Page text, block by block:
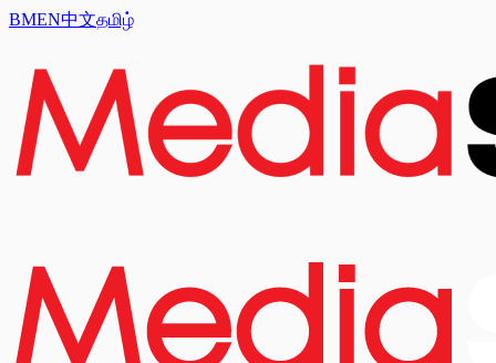
BMEN中文தமிழ்